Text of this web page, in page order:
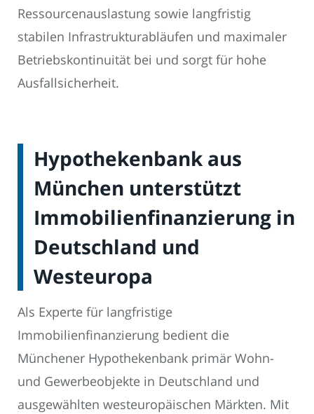
Ressourcenauslastung sowie langfristig
stabilen Infrastrukturabläufen und maximaler
Betriebskontinuität bei und sorgt für hohe
Ausfallsicherheit.
Hypothekenbank aus
München unterstützt
Immobilienfinanzierung in
Deutschland und
Westeuropa
Als Experte für langfristige
Immobilienfinanzierung bedient die
Münchener Hypothekenbank primär Wohn-
und Gewerbeobjekte in Deutschland und
ausgewählten westeuropäischen Märkten. Mit